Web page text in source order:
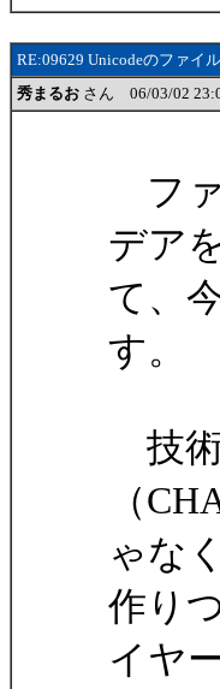
RE:09629 Unicodeのファイ
秀まるお さん 06/03/02
ファ
デア
て、
す。
技術
（
ゃな
作り
イヤ